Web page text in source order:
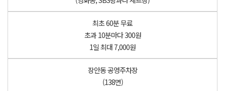
최초 60분 무료
초과 10분마다 300원
1일 최대 7,000원
장안동 공영주차장
(138면)